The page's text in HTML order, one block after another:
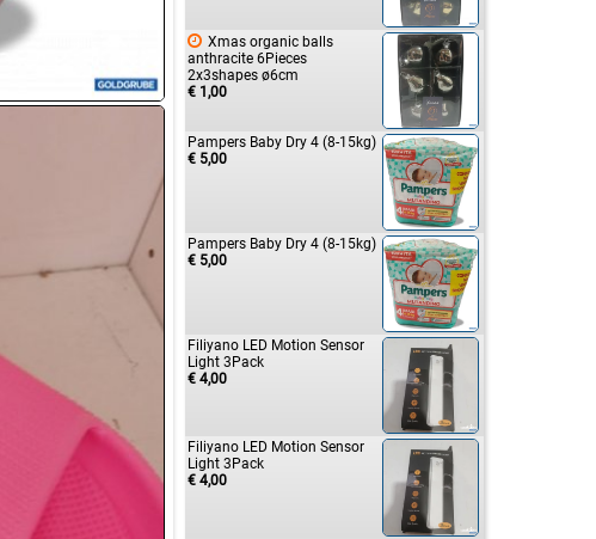
 Xmas organic balls
anthracite 6Pieces
2x3shapes ø6cm
€ 1,00
Pampers Baby Dry 4 (8-15kg)
€ 5,00
Pampers Baby Dry 4 (8-15kg)
€ 5,00
Filiyano LED Motion Sensor
Light 3Pack
€ 4,00
Filiyano LED Motion Sensor
Light 3Pack
€ 4,00